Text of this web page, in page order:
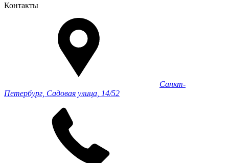
Контакты
Санкт-
Петербург, Садовая улица, 14/52